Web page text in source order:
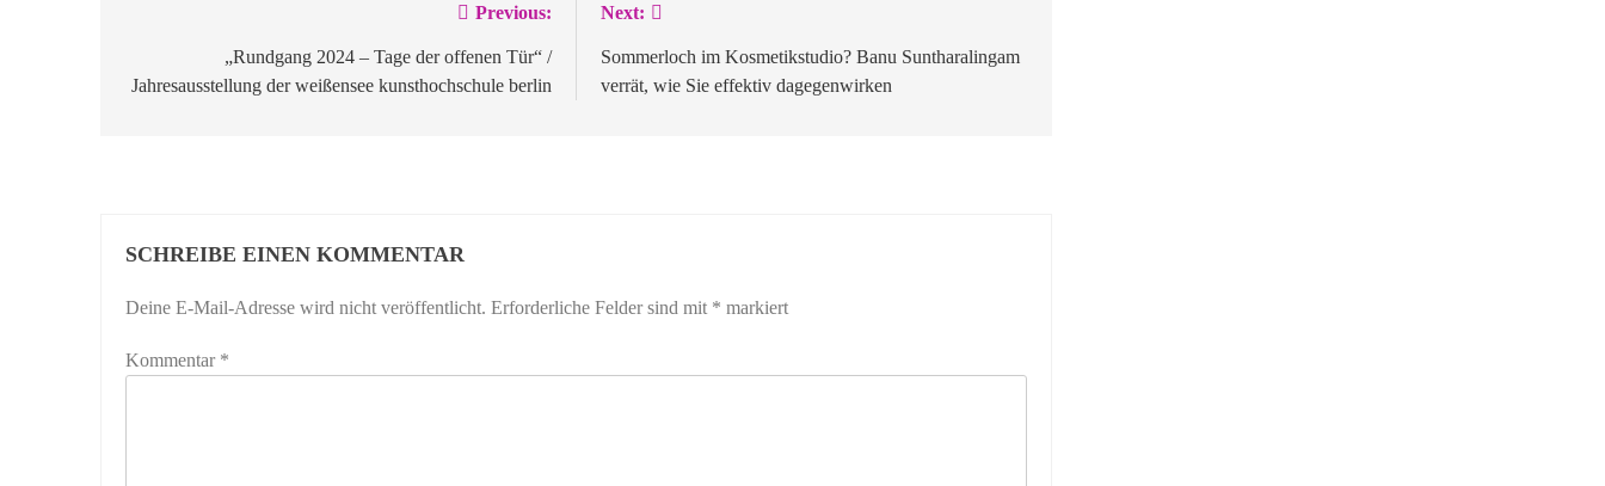
Previous:
„Rundgang 2024 – Tage der offenen Tür“ /
Jahresausstellung der weißensee kunsthochschule berlin
Next:
Sommerloch im Kosmetikstudio? Banu Suntharalingam
verrät, wie Sie effektiv dagegenwirken
SCHREIBE EINEN KOMMENTAR
Deine E-Mail-Adresse wird nicht veröffentlicht. Erforderliche Felder sind mit * markiert
Kommentar *